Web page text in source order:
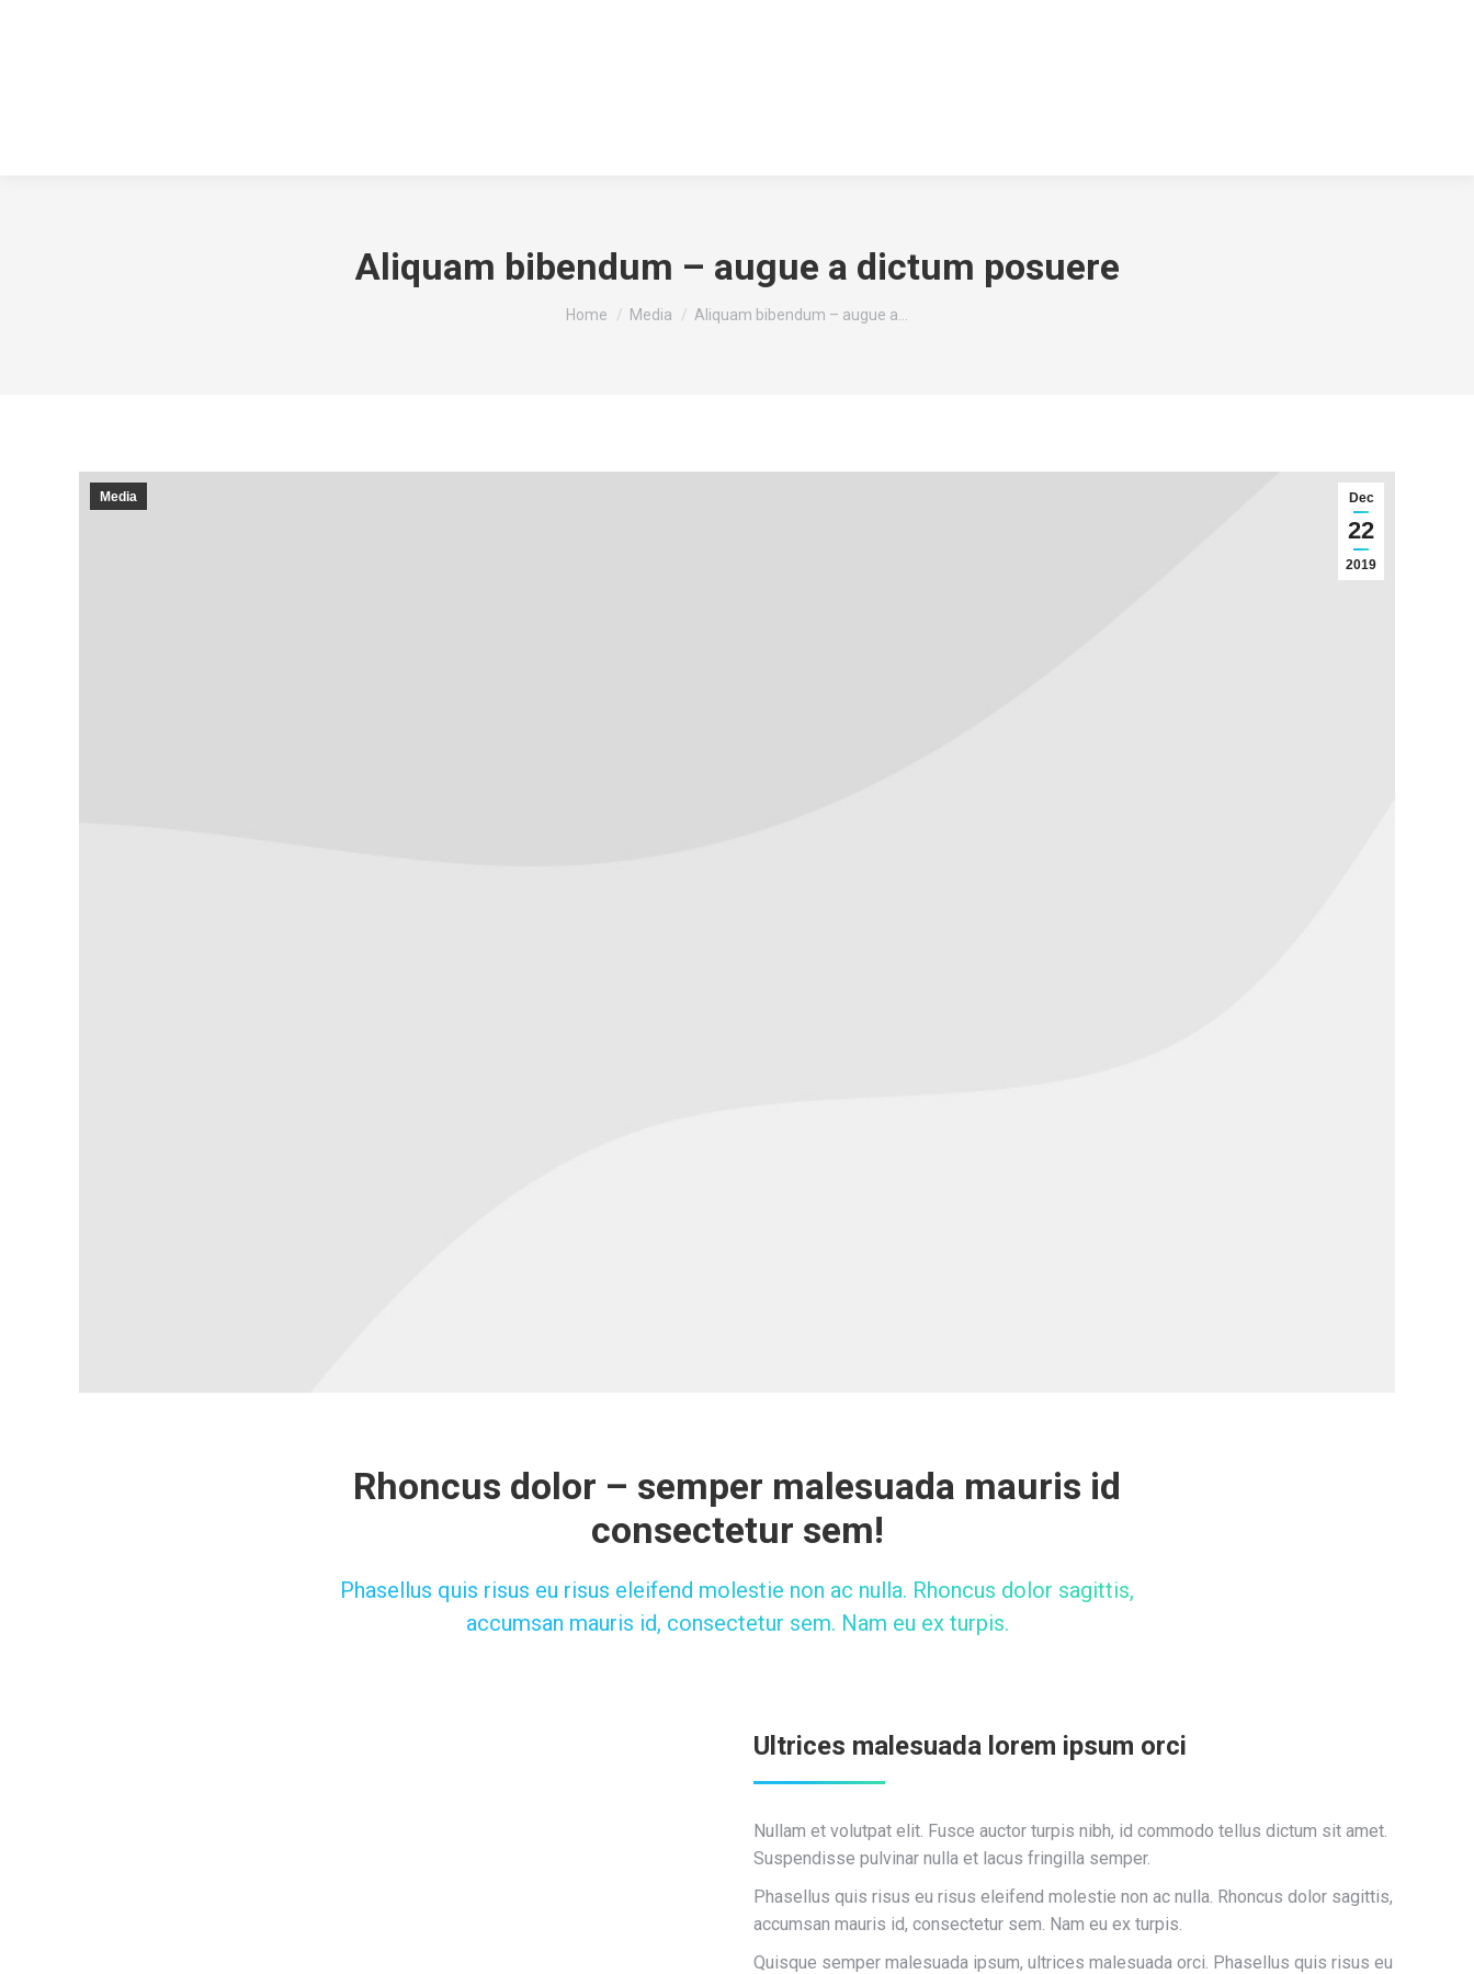
Aliquam bibendum – augue a dictum posuere
You are here:
Home Media Aliquam bibendum – augue a…
Dec
22
2019
Media
Rhoncus dolor – semper malesuada mauris id
consectetur sem!
Phasellus quis risus eu risus eleifend molestie non ac nulla. Rhoncus dolor sagittis,
accumsan mauris id, consectetur sem. Nam eu ex turpis.
Ultrices malesuada lorem ipsum orci
Nullam et volutpat elit. Fusce auctor turpis nibh, id commodo tellus dictum sit amet.
Suspendisse pulvinar nulla et lacus fringilla semper.
Phasellus quis risus eu risus eleifend molestie non ac nulla. Rhoncus dolor sagittis,
accumsan mauris id, consectetur sem. Nam eu ex turpis.
Quisque semper malesuada ipsum, ultrices malesuada orci. Phasellus quis risus eu